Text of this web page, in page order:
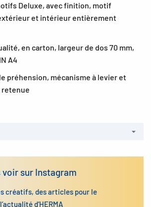
Deluxe, avec finition, motif
et intérieur entièrement
en carton, largeur de dos 70 mm,
A4
préhension, mécanisme à levier et
voir sur Instagram
créatifs, des articles pour le
d’HERMA